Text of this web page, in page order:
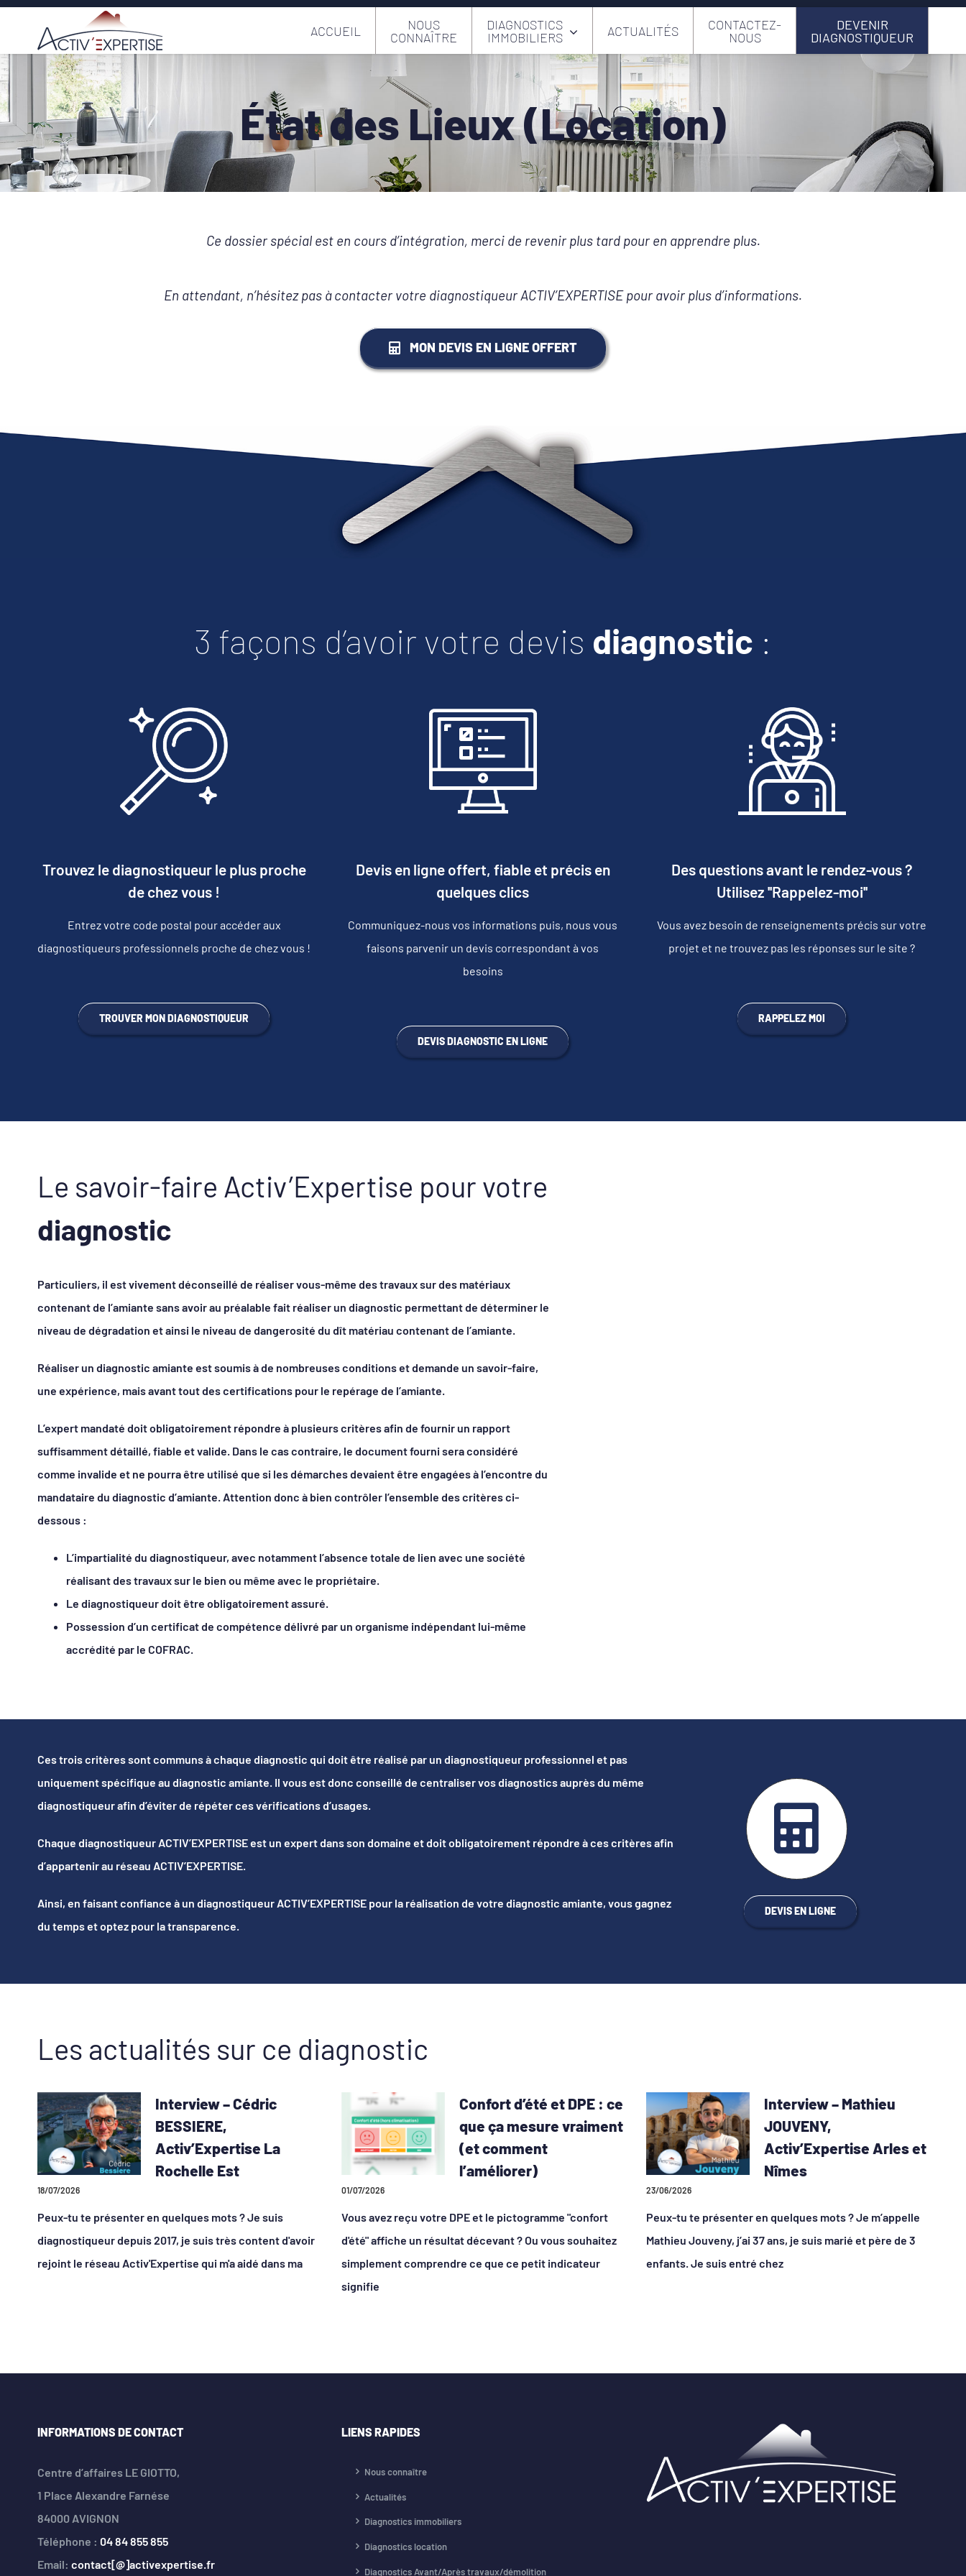
Passer
contenu
ACCUEIL
NOUS
CONNAÎTRE
DIAGNOSTICS
IMMOBILIERS
ACTUALITÉS
CONTACTEZ-
NOUS
DEVENIR
DIAGNOSTIQUEUR
État des Lieux (Location)
Ce dossier spécial est en cours d’intégration, merci de revenir plus tard pour en apprendre plus.
En attendant, n’hésitez pas à contacter votre diagnostiqueur ACTIV’EXPERTISE pour avoir plus d’informations.
MON DEVIS EN LIGNE OFFERT
3 façons d’avoir votre devis diagnostic :
Trouvez le diagnostiqueur le plus proche
de chez vous !
Entrez votre code postal pour accéder aux
diagnostiqueurs professionnels proche de chez vous !
TROUVER MON DIAGNOSTIQUEUR
Devis en ligne offert, fiable et précis en
quelques clics
Communiquez-nous vos informations puis, nous vous
faisons parvenir un devis correspondant à vos
besoins
DEVIS DIAGNOSTIC EN LIGNE
Des questions avant le rendez-vous ?
Utilisez ''Rappelez-moi''
Vous avez besoin de renseignements précis sur votre
projet et ne trouvez pas les réponses sur le site ?
RAPPELEZ MOI
Le savoir-faire Activ’Expertise pour votre
diagnostic
Particuliers, il est vivement déconseillé de réaliser vous-même des travaux sur des matériaux
contenant de l’amiante sans avoir au préalable fait réaliser un diagnostic permettant de déterminer le
niveau de dégradation et ainsi le niveau de dangerosité du dît matériau contenant de l’amiante.
Réaliser un diagnostic amiante est soumis à de nombreuses conditions et demande un savoir-faire,
une expérience, mais avant tout des certifications pour le repérage de l’amiante.
L’expert mandaté doit obligatoirement répondre à plusieurs critères afin de fournir un rapport
suffisamment détaillé, fiable et valide. Dans le cas contraire, le document fourni sera considéré
comme invalide et ne pourra être utilisé que si les démarches devaient être engagées à l’encontre du
mandataire du diagnostic d’amiante. Attention donc à bien contrôler l’ensemble des critères ci-
dessous :
L’impartialité du diagnostiqueur, avec notamment l’absence totale de lien avec une société
réalisant des travaux sur le bien ou même avec le propriétaire.
Le diagnostiqueur doit être obligatoirement assuré.
Possession d’un certificat de compétence délivré par un organisme indépendant lui-même
accrédité par le COFRAC.
Ces trois critères sont communs à chaque diagnostic qui doit être réalisé par un diagnostiqueur professionnel et pas
uniquement spécifique au diagnostic amiante. Il vous est donc conseillé de centraliser vos diagnostics auprès du même
diagnostiqueur afin d’éviter de répéter ces vérifications d’usages.
Chaque diagnostiqueur ACTIV’EXPERTISE est un expert dans son domaine et doit obligatoirement répondre à ces critères afin
d’appartenir au réseau ACTIV’EXPERTISE.
Ainsi, en faisant confiance à un diagnostiqueur ACTIV’EXPERTISE pour la réalisation de votre diagnostic amiante, vous gagnez
du temps et optez pour la transparence.
DEVIS EN LIGNE
Les actualités sur ce diagnostic
Interview – Cédric
BESSIERE,
Activ’Expertise La
Rochelle Est
18/07/2026
Peux-tu te présenter en quelques mots ? Je suis
diagnostiqueur depuis 2017, je suis très content d'avoir
rejoint le réseau Activ'Expertise qui m'a aidé dans ma
Confort d’été et DPE : ce
que ça mesure vraiment
(et comment
l’améliorer)
01/07/2026
Vous avez reçu votre DPE et le pictogramme "confort
d'été" affiche un résultat décevant ? Ou vous souhaitez
simplement comprendre ce que ce petit indicateur
signifie
Interview – Mathieu
JOUVENY,
Activ’Expertise Arles et
Nîmes
23/06/2026
Peux-tu te présenter en quelques mots ? Je m’appelle
Mathieu Jouveny, j’ai 37 ans, je suis marié et père de 3
enfants. Je suis entré chez
INFORMATIONS DE CONTACT
Centre d’affaires LE GIOTTO,
1 Place Alexandre Farnése
84000 AVIGNON
Téléphone : 04 84 855 855
Email: contact[@]activexpertise.fr
LIENS RAPIDES
Nous connaître
Actualités
Diagnostics immobiliers
Diagnostics location
Diagnostics Avant/Après travaux/démolition